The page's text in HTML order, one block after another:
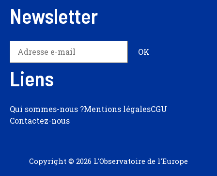
Newsletter
Liens
Qui sommes-nous ?Mentions légalesCGU
Contactez-nous
Copyright © 2026 L'Observatoire de l'Europe